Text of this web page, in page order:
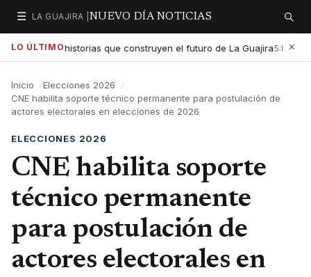
☰
Secciones
LA GUAJIRA | NUEVO DÍA NOTICIAS Buscar
LO ÚLTIMOlas historias que construyen el futuro de La Guajira5:01 PM
×
Inicio
Elecciones 2026
CNE habilita soporte técnico permanente para postulación de
actores electorales en elecciones de 2026
ELECCIONES 2026
CNE habilita soporte
técnico permanente
para postulación de
actores electorales en